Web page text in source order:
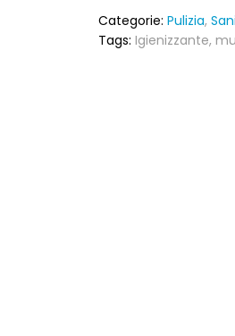
Categorie:Pulizia,
Tags:Igienizzante,